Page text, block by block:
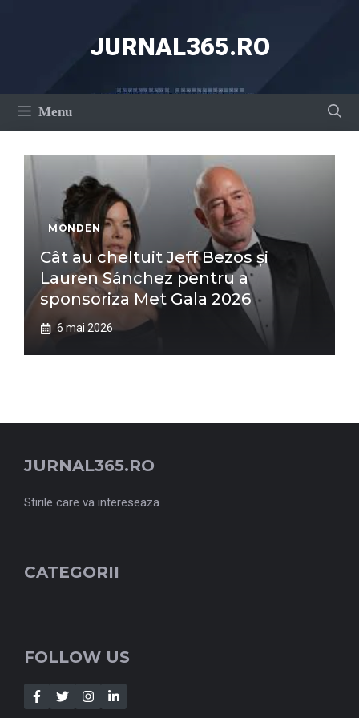
JURNAL365.RO
Menu
MONDEN
Cât au cheltuit Jeff Bezos și
Lauren Sánchez pentru a
sponsoriza Met Gala 2026
6 mai 2026
JURNAL365.RO
Stirile care va intereseaza
CATEGORII
FOLLOW US